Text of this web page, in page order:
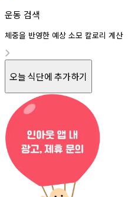
운동 검색
체중을 반영한 예상 소모 칼로리 계산
오늘 식단에 추가하기